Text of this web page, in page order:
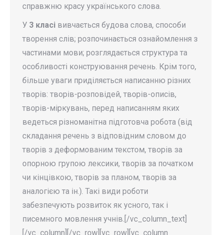
справжню красу українського слова.
У 3 класі вивчається будова слова, способи
творення слів; розпочинається ознайомлення з
частинами мови; розглядається структура та
особливості конструювання речень. Крім того,
більше уваги приділяється написанню різних
творів: творів-розповідей, творів-описів,
творів-міркувань, перед написанням яких
ведеться різноманітна підготовча робота (від
складання речень з відповідним словом до
творів з деформованим текстом, творів за
опорною групою лексики, творів за початком
чи кінцівкою, творів за планом, творів за
аналогією та ін.). Такі види роботи
забезпечують розвиток як усного, так і
писемного мовлення учнів.[/vc_column_text]
[/vc_column][/vc_row][vc_row][vc_column